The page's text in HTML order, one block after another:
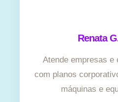
Renata
Atende empresas e
com planos
máquinas e